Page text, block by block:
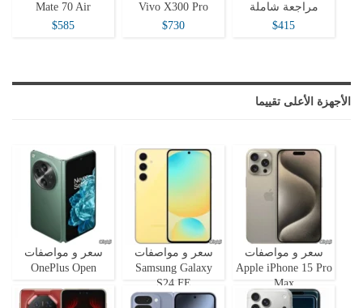
مراجعة شاملة
$415
Vivo X300 Pro
$730
Mate 70 Air
$585
الأجهزة الأعلى تقييما
سعر و مواصفات
Apple iPhone 15 Pro
Max
سعر و مواصفات
Samsung Galaxy
S24 FE
سعر و مواصفات
OnePlus Open